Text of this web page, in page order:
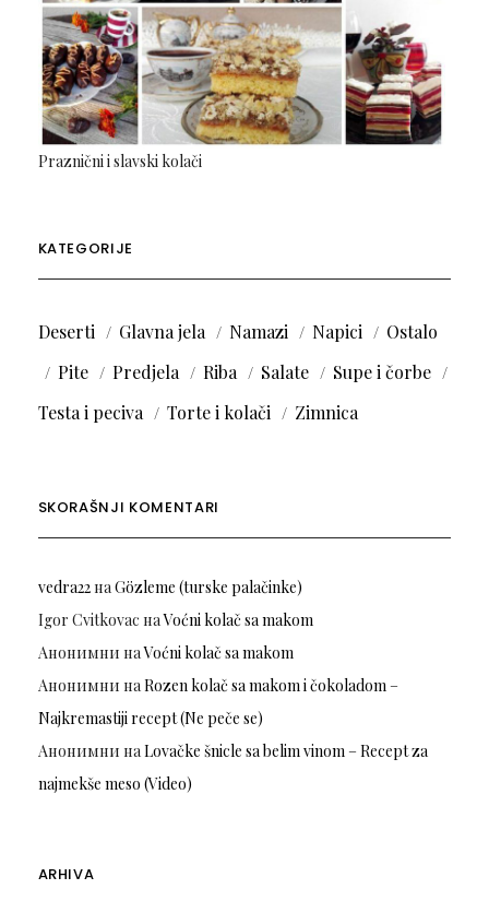
Praznični i slavski kolači
KATEGORIJE
Deserti Glavna jela Namazi Napici
Ostalo
Pite
Predjela Riba Salate
Supe i čorbe
Testa i peciva
Torte i kolači Zimnica
SKORAŠNJI KOMENTARI
vedra22наGözleme (turske palačinke)
Igor Cvitkovac наVoćni kolač sa makom
Анонимни наVoćni kolač sa makom
Анонимни наRozen kolač sa makom i čokoladom –
Najkremastiji recept (Ne peče se)
Анонимни наLovačke šnicle sa belim vinom – Recept za
najmekše meso (Video)
ARHIVA